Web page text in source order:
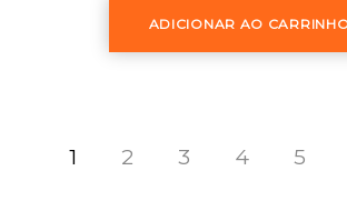
ADICIONAR AO
1 2 3 4 5